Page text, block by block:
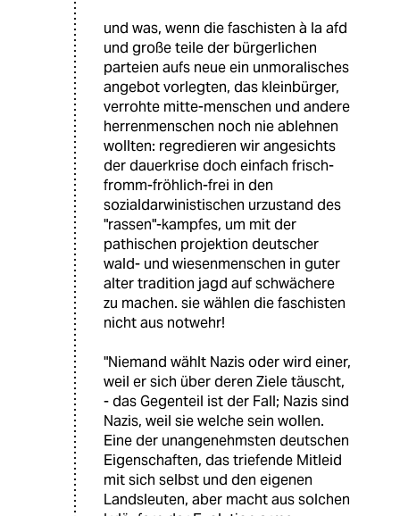
und was, wenn die faschisten à la afd
und große teile der bürgerlichen
parteien aufs neue ein unmoralisches
angebot vorlegten, das kleinbürger,
verrohte mitte-menschen und andere
herrenmenschen noch nie ablehnen
wollten: regredieren wir angesichts
der dauerkrise doch einfach frisch-
fromm-fröhlich-frei in den
sozialdarwinistischen urzustand des
"rassen"-kampfes, um mit der
pathischen projektion deutscher
wald- und wiesenmenschen in guter
alter tradition jagd auf schwächere
zu machen. sie wählen die faschisten
nicht aus notwehr!
"Niemand wählt Nazis oder wird einer,
weil er sich über deren Ziele täuscht,
- das Gegenteil ist der Fall; Nazis sind
Nazis, weil sie welche sein wollen.
Eine der unangenehmsten deutschen
Eigenschaften, das triefende Mitleid
mit sich selbst und den eigenen
Landsleuten, aber macht aus solchen